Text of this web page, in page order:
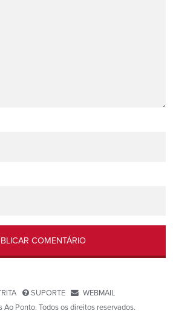
SUPORTE
WEBMAIL
Ponto. Todos os direitos reservados.